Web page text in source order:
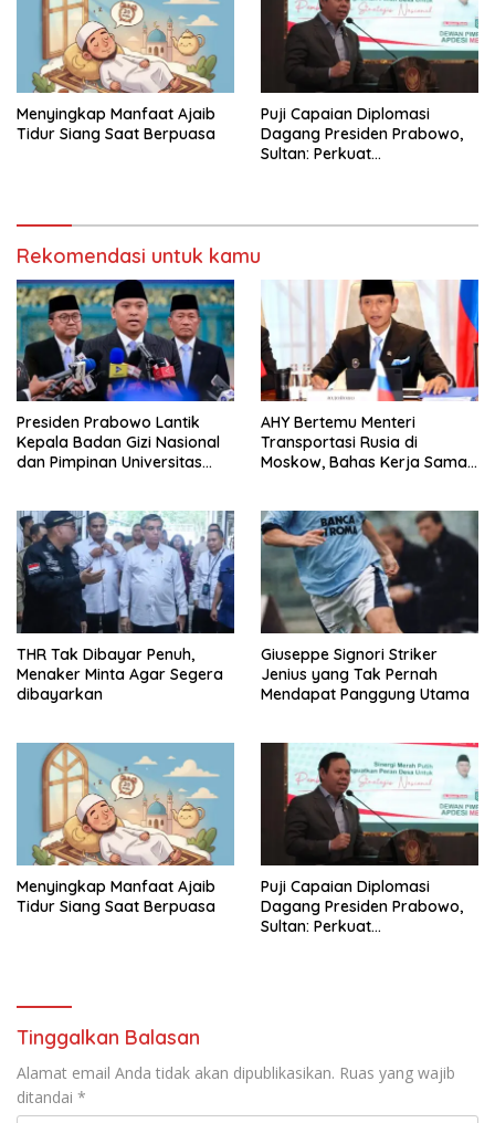
Menyingkap Manfaat Ajaib
Tidur Siang Saat Berpuasa
Puji Capaian Diplomasi
Dagang Presiden Prabowo,
Sultan: Perkuat
Rekomendasi untuk kamu
Presiden Prabowo Lantik
Kepala Badan Gizi Nasional
dan Pimpinan Universitas
AHY Bertemu Menteri
Transportasi Rusia di
Moskow, Bahas Kerja Sama
THR Tak Dibayar Penuh,
Menaker Minta Agar Segera
dibayarkan
Giuseppe Signori Striker
Jenius yang Tak Pernah
Mendapat Panggung Utama
Menyingkap Manfaat Ajaib
Tidur Siang Saat Berpuasa
Puji Capaian Diplomasi
Dagang Presiden Prabowo,
Sultan: Perkuat
Tinggalkan Balasan
Alamat email Anda tidak akan dipublikasikan. Ruas yang wajib
ditandai *